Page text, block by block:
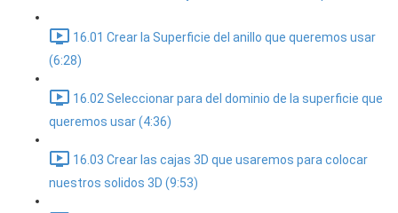
16.01 Crear la Superficie del anillo que queremos usar
(6:28)
16.02 Seleccionar para del dominio de la superficie que
queremos usar (4:36)
16.03 Crear las cajas 3D que usaremos para colocar
nuestros solidos 3D (9:53)